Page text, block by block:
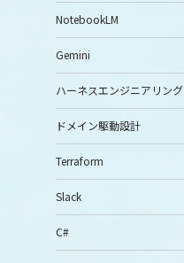
NotebookLM
Gemini
ハーネスエンジニアリング
ドメイン駆動設計
Terraform
Slack
C#